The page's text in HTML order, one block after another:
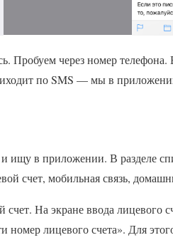
Пробуем через номер
по SMS — мы в
ищу в приложении. В разделе
счет, мобильная связь,
На экране ввода лицевого
номер лицевого счета». Для